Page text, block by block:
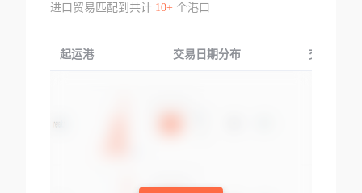
进口贸易匹配到共计 10+个港口
起运港 交易日期分布 交易产品